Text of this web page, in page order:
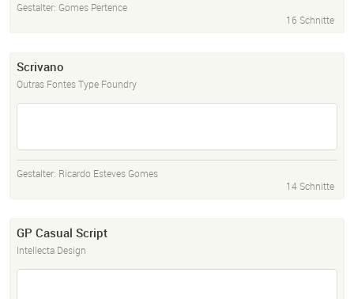
Gestalter: Gomes Pertence
16 Schnitte
Scrivano
Outras Fontes Type Foundry
Gestalter: Ricardo Esteves Gomes
14 Schnitte
GP Casual Script
Intellecta Design